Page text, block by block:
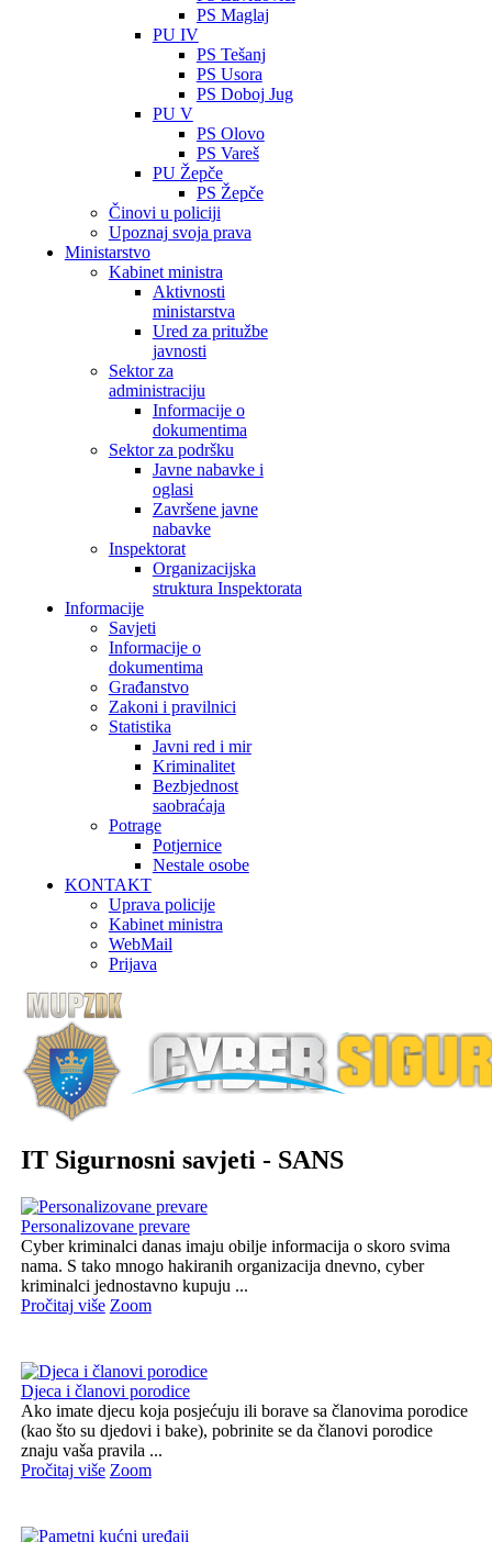
PS Maglaj
PU IV
PS Tešanj
PS Usora
PS Doboj Jug
PU V
PS Olovo
PS Vareš
PU Žepče
PS Žepče
Činovi u policiji
Upoznaj svoja prava
Ministarstvo
Kabinet ministra
Aktivnosti
ministarstva
Ured za pritužbe
javnosti
Sektor za
administraciju
Informacije o
dokumentima
Sektor za podršku
Javne nabavke i
oglasi
Završene javne
nabavke
Inspektorat
Organizacijska
struktura Inspektorata
Informacije
Savjeti
Informacije o
dokumentima
Građanstvo
Zakoni i pravilnici
Statistika
Javni red i mir
Kriminalitet
Bezbjednost
saobraćaja
Potrage
Potjernice
Nestale osobe
KONTAKT
Uprava policije
Kabinet ministra
WebMail
Prijava
IT Sigurnosni savjeti - SANS
Personalizovane prevare
Cyber kriminalci danas imaju obilje informacija o skoro svima
nama. S tako mnogo hakiranih organizacija dnevno, cyber
kriminalci jednostavno kupuju ...
Pročitaj više Zoom
Djeca i članovi porodice
Ako imate djecu koja posjećuju ili borave sa članovima porodice
(kao što su djedovi i bake), pobrinite se da članovi porodice
znaju vaša pravila ...
Pročitaj više Zoom